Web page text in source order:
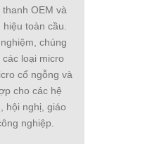
OEM và
toàn cầu.
chúng
loại micro
cổ ngỗng và
cho các hệ
hội nghị, giáo
nghiệp.